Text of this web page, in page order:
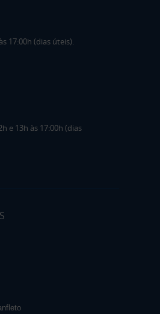
17:00h (dias úteis).
e 13h às 17:00h (dias